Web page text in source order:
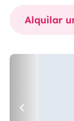
Alquilar